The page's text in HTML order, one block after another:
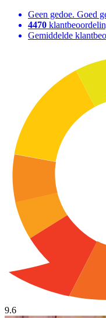
Geen gedoe. Goed
4470
Gemiddelde
9.6